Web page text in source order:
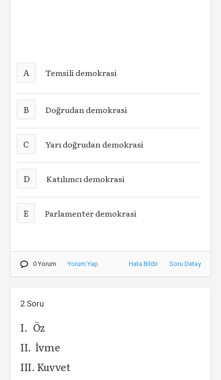
A Temsili demokrasi
B Doğrudan demokrasi
C Yarı doğrudan demokrasi
D Katılımcı demokrasi
E Parlamenter demokrasi
0 Yorum Yorum Yap Hata Bildir Soru Detay
2.Soru
I. Öz
II. İvme
III. Kuvvet